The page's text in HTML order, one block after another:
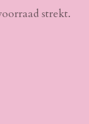
strekt.